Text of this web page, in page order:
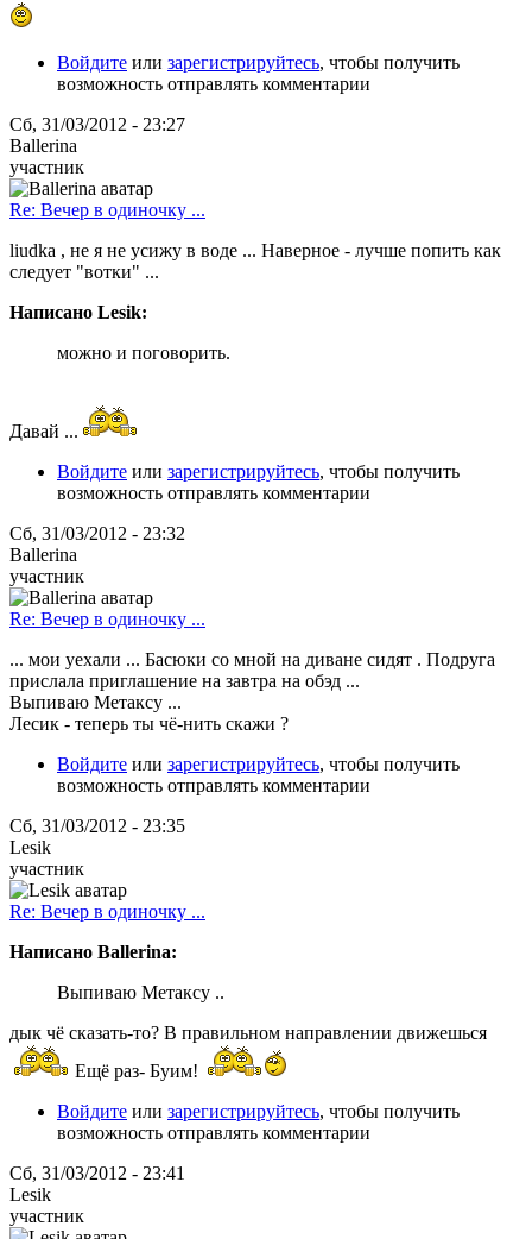
Войдите или зарегистрируйтесь, чтобы получить
возможность отправлять комментарии
Сб, 31/03/2012 - 23:27
Ballerina
участник
Re: Вечер в одиночку ...
liudka , не я не усижу в воде ... Наверное - лучше попить как
следует "вотки" ...
Написано Lesik:
можно и поговорить.
Давай ...
Войдите или зарегистрируйтесь, чтобы получить
возможность отправлять комментарии
Сб, 31/03/2012 - 23:32
Ballerina
участник
Re: Вечер в одиночку ...
... мои уехали ... Басюки со мной на диване сидят . Подруга
прислала приглашение на завтра на обэд ...
Выпиваю Метаксу ...
Лесик - теперь ты чё-нить скажи ?
Войдите или зарегистрируйтесь, чтобы получить
возможность отправлять комментарии
Сб, 31/03/2012 - 23:35
Lesik
участник
Re: Вечер в одиночку ...
Написано Ballerina:
Выпиваю Метаксу ..
дык чё сказать-то? В правильном направлении движешься
Ещё раз- Буим!
Войдите или зарегистрируйтесь, чтобы получить
возможность отправлять комментарии
Сб, 31/03/2012 - 23:41
Lesik
участник